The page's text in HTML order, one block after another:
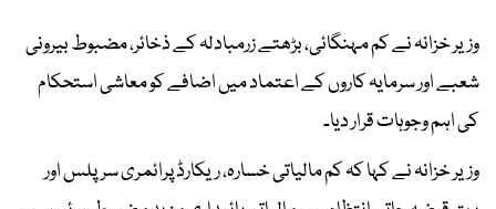
وزیر خزانہ نے کم مہنگائی، بڑھتے زرمبادلہ کے ذخائر، مضبوط بیرونی
شعبے اور سرمایہ کاروں کے اعتماد میں اضافے کو معاشی استحکام
کی اہم وجوہات قرار دیا۔
وزیر خزانہ نے کہا کہ کم مالیاتی خسارہ، ریکارڈ پرائمری سرپلس اور